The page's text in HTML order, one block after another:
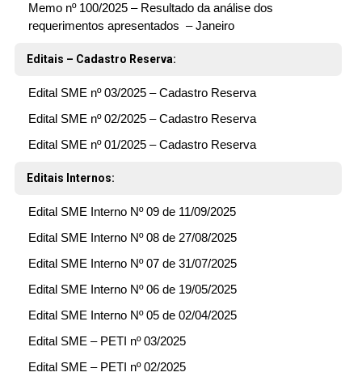
Memo nº 100/2025 – Resultado da análise dos
requerimentos apresentados – Janeiro
Editais – Cadastro Reserva:
Edital SME nº 03/2025 – Cadastro Reserva
Edital SME nº 02/2025 – Cadastro Reserva
Edital SME nº 01/2025 – Cadastro Reserva
Editais Internos:
Edital SME Interno Nº 09 de 11/09/2025
Edital SME Interno Nº 08 de 27/08/2025
Edital SME Interno Nº 07 de 31/07/2025
Edital SME Interno Nº 06 de 19/05/2025
Edital SME Interno Nº 05 de 02/04/2025
Edital SME – PETI nº 03/2025
Edital SME – PETI nº 02/2025